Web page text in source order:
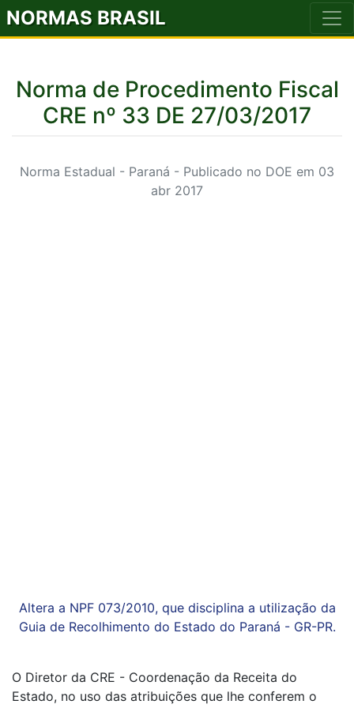
NORMAS BRASIL
Norma de Procedimento Fiscal
CRE nº 33 DE 27/03/2017
Norma Estadual - Paraná - Publicado no DOE em 03
abr 2017
Altera a NPF 073/2010, que disciplina a utilização da
Guia de Recolhimento do Estado do Paraná - GR-PR.
O Diretor da CRE - Coordenação da Receita do
Estado, no uso das atribuições que lhe conferem o